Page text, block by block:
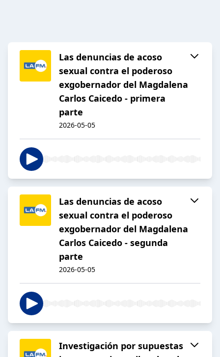
Las denuncias de acoso
sexual contra el poderoso
exgobernador del Magdalena
Carlos Caicedo - primera
parte
2026-05-05
Las denuncias de acoso
sexual contra el poderoso
exgobernador del Magdalena
Carlos Caicedo - segunda
parte
2026-05-05
Investigación por supuestas